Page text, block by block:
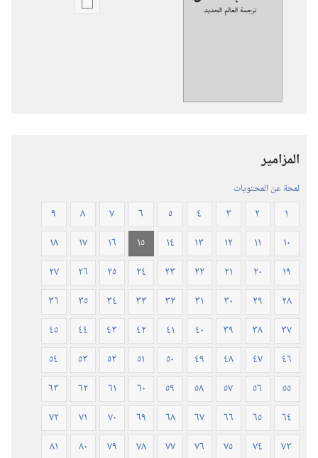
خيارات
٢٠١٩)‏
المزامير
لمحة عن المحتويات
١ ٢ ٣ ٤ ٥ ٦ ٧ ٨
٩
١٠
١١ ١٢ ١٣ ١٤ ١٥ ١٦ ١٧
١٨
١٩
٢٠ ٢١ ٢٢ ٢٣ ٢٤ ٢٥ ٢٦
٢٧
٢٨
٢٩ ٣٠ ٣١ ٣٢ ٣٣ ٣٤ ٣٥
٣٦
٣٧
٣٨ ٣٩ ٤٠ ٤١ ٤٢ ٤٣ ٤٤
٤٥
٤٦
٤٧ ٤٨ ٤٩ ٥٠ ٥١ ٥٢ ٥٣
٥٤
٥٥
٥٦ ٥٧ ٥٨ ٥٩ ٦٠ ٦١ ٦٢
٦٣
٦٤
٦٥ ٦٦ ٦٧ ٦٨ ٦٩ ٧٠ ٧١
٧٢
٧٣
٧٤ ٧٥ ٧٦ ٧٧ ٧٨ ٧٩ ٨٠
٨١